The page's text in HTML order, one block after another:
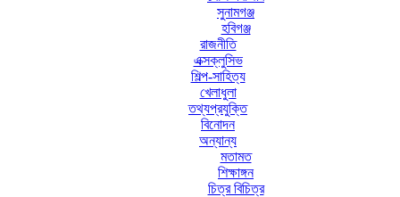
সুনামগঞ্জ
হবিগঞ্জ
রাজনীতি
এক্সক্লুসিভ
শিল্প-সাহিত্য
খেলাধুলা
তথ্যপ্রযুক্তি
বিনোদন
অন্যান্য
মতামত
শিক্ষাঙ্গন
চিত্র বিচিত্র